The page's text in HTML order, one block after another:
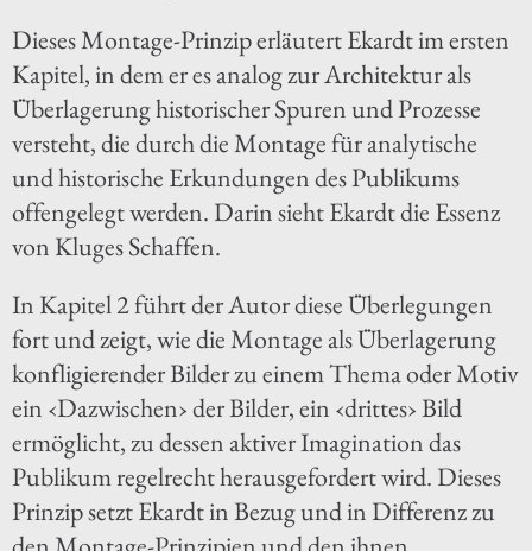
Dieses Montage-Prinzip erläutert Ekardt im ersten
Kapitel, in dem er es analog zur Architektur als
Überlagerung historischer Spuren und Prozesse
versteht, die durch die Montage für analytische
und historische Erkundungen des Publikums
offengelegt werden. Darin sieht Ekardt die Essenz
von Kluges Schaffen.
In Kapitel 2 führt der Autor diese Überlegungen
fort und zeigt, wie die Montage als Überlagerung
konfligierender Bilder zu einem Thema oder Motiv
ein ‹Dazwischen› der Bilder, ein ‹drittes› Bild
ermöglicht, zu dessen aktiver Imagination das
Publikum regelrecht herausgefordert wird. Dieses
Prinzip setzt Ekardt in Bezug und in Differenz zu